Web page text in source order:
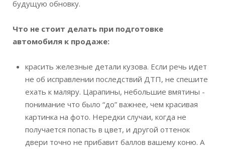
будущую обновку.
Что не стоит делать при подготовке
автомобиля к продаже:
красить железные детали кузова. Если речь идет
не об исправлении последствий ДТП, не спешите
ехать к маляру. Царапины, небольшие вмятины -
понимание что было “до” важнее, чем красивая
картинка на фото. Нередки случаи, когда не
получается попасть в цвет, и другой оттенок
двери точно не прибавит баллов вашему коню. А